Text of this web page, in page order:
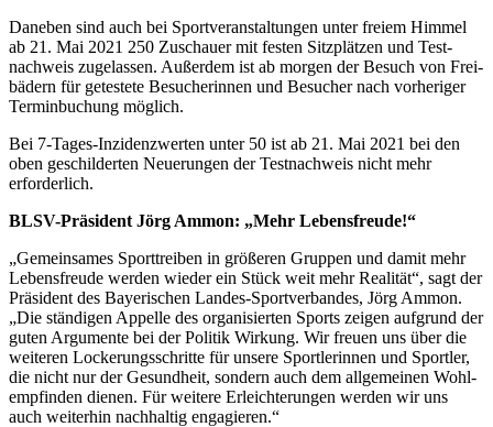
Dane­ben sind auch bei Sport­ver­an­stal­tun­gen unter freiem Himmel
ab 21. Mai 2021 250 Zuschauer mit festen Sitz­plät­zen und Test­
nach­weis zuge­las­sen. Außer­dem ist ab morgen der Besuch von Frei­
bä­dern für getes­tete Besu­che­rin­nen und Besu­cher nach vorhe­ri­ger
Termin­bu­chung möglich.
Bei 7‑Ta­ges-Inzi­denz­wer­ten unter 50 ist ab 21. Mai 2021 bei den
oben geschil­der­ten Neue­run­gen der Test­nach­weis nicht mehr
erforderlich.
BLSV-Präsi­dent Jörg Ammon: „Mehr Lebensfreude!“
„Gemein­sa­mes Sport­trei­ben in größe­ren Grup­pen und damit mehr
Lebens­freude werden wieder ein Stück weit mehr Reali­tät“, sagt der
Präsi­dent des Baye­ri­schen Landes-Sport­ver­ban­des, Jörg Ammon.
„Die stän­di­gen Appelle des orga­ni­sier­ten Sports zeigen aufgrund der
guten Argu­mente bei der Poli­tik Wirkung. Wir freuen uns über die
weite­ren Locke­rungs­schritte für unsere Sport­le­rin­nen und Sport­ler,
die nicht nur der Gesund­heit, sondern auch dem allge­mei­nen Wohl­
emp­fin­den dienen. Für weitere Erleich­te­run­gen werden wir uns
auch weiter­hin nach­hal­tig engagieren.“